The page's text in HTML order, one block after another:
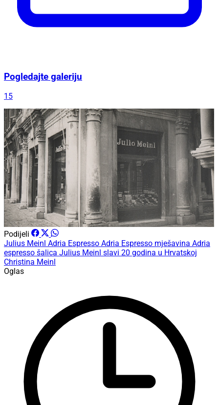
Pogledajte galeriju
15
Podijeli
Julius Meinl Adria Espresso Adria Espresso mješavina Adria
espresso šalica Julius Meinl slavi 20 godina u Hrvatskoj
Christina Meinl
Oglas